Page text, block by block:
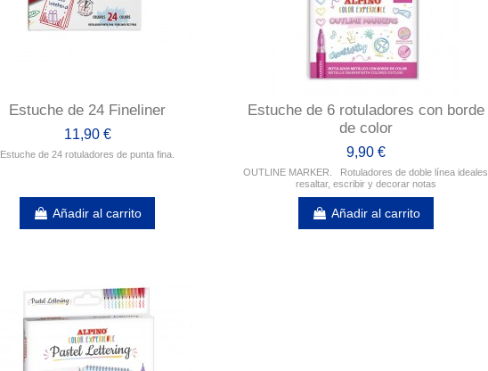
Estuche de 24 Fineliner
11,90 €
Estuche de 24 rotuladores de punta fina.
Añadir al carrito
Estuche de 6 rotuladores con borde
de color
9,90 €
OUTLINE MARKER. Rotuladores de doble línea ideales
resaltar, escribir y decorar notas
Añadir al carrito